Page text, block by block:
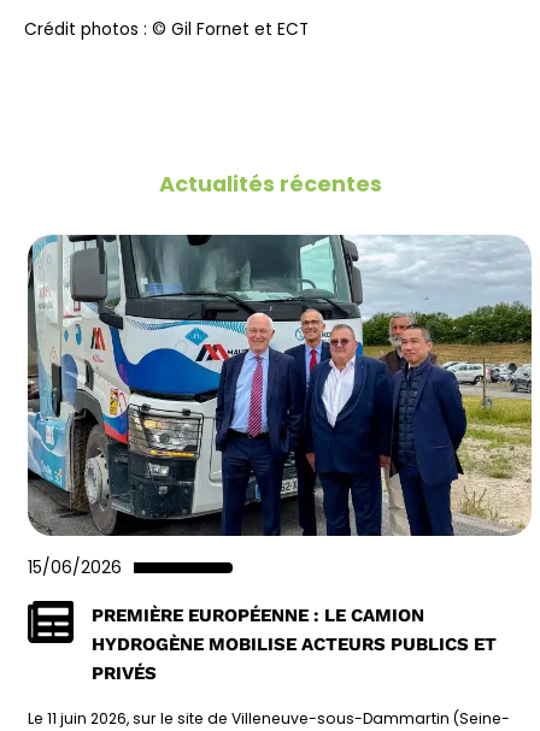
Crédit photos : © Gil Fornet et ECT
Actualités récentes
15/06/2026
PREMIÈRE EUROPÉENNE : LE CAMION
HYDROGÈNE MOBILISE ACTEURS PUBLICS ET
PRIVÉS
Le 11 juin 2026, sur le site de Villeneuve-sous-Dammartin (Seine-